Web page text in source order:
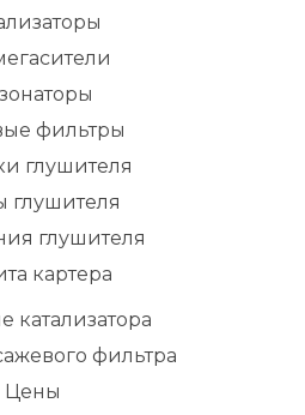
фильтры
глушителя
глушителя
глушителя
картера
катализатора
фильтра
Цены